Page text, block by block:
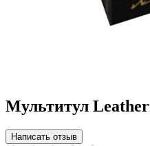
Мультитул
Написать отзыв